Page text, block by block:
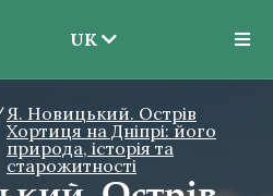
UK
EN
UK
Я. Новицький. Острів
Хортиця на Дніпрі: його
природа, історія та
старожитності